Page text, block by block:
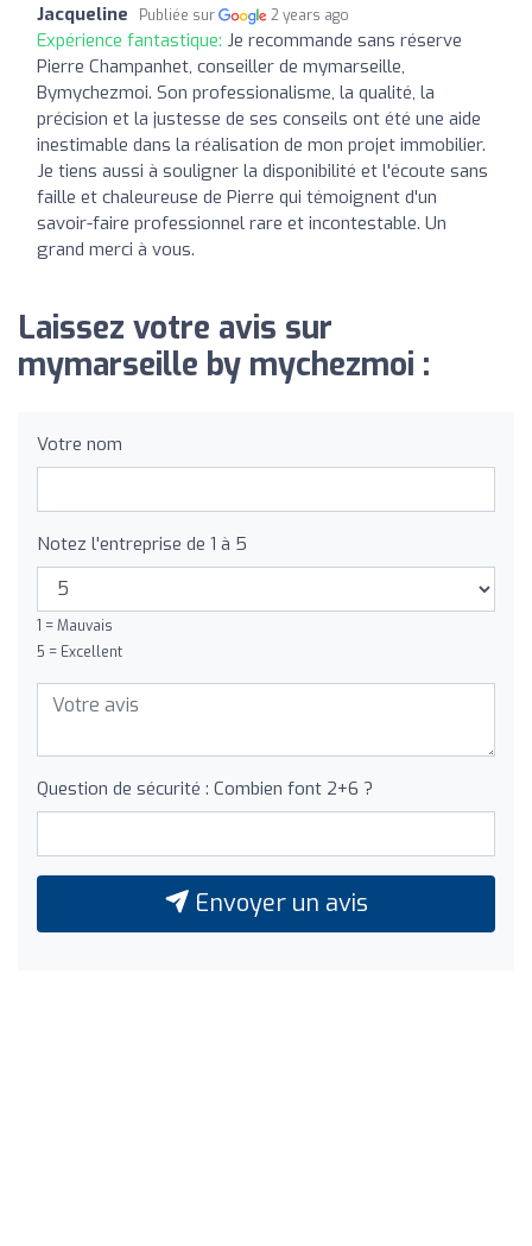
Jacqueline Publiée sur 2 years ago
Expérience fantastique: Je recommande sans réserve
Pierre Champanhet, conseiller de mymarseille,
Bymychezmoi. Son professionalisme, la qualité, la
précision et la justesse de ses conseils ont été une aide
inestimable dans la réalisation de mon projet immobilier.
Je tiens aussi à souligner la disponibilité et l'écoute sans
faille et chaleureuse de Pierre qui témoignent d'un
savoir-faire professionnel rare et incontestable. Un
grand merci à vous.
Laissez votre avis sur
mymarseille by mychezmoi :
Votre nom
Notez l'entreprise de 1 à 5
1 = Mauvais
5 = Excellent
Question de sécurité : Combien font 2+6 ?
Envoyer un avis